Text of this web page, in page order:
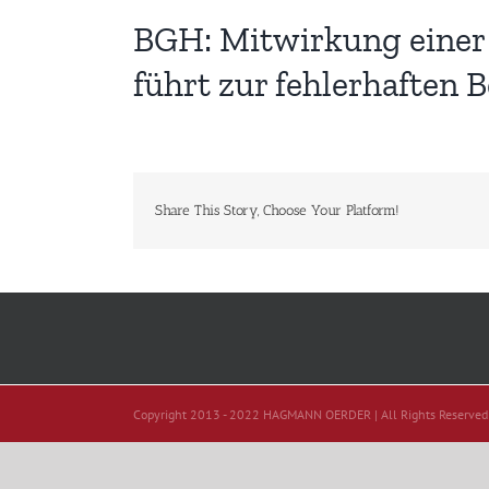
BGH: Mitwirkung
führt zur fehlerhaften
Share This Story, Choose Your Platform!
Copyright 2013 - 2022 HAGMANN OERDER | All Rights